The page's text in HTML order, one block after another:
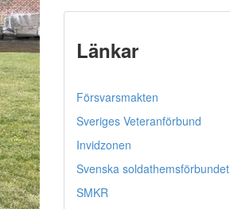
Länkar
Försvarsmakten
Sveriges Veteranförbund
Invidzonen
Svenska soldathemsförbundet
SMKR